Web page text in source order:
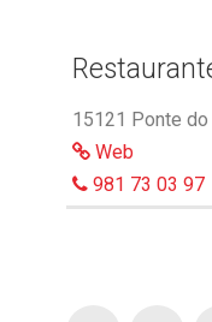
15121 Ponte
Web
981 73 03 97